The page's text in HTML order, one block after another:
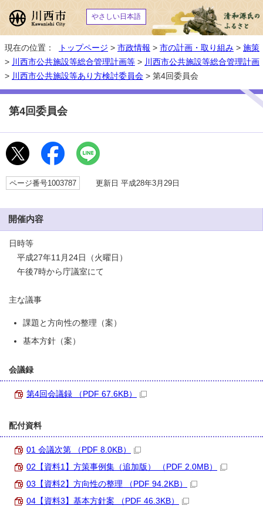
やさしい日本語
現在の位置： トップページ > 市政情報 > 市の計画・取り組み > 施策
> 川西市公共施設等総合管理計画等 > 川西市公共施設等総合管理計画
> 川西市公共施設等あり方検討委員会 > 第4回委員会
第4回委員会
ページ番号1003787 更新日 平成28年3月29日
開催内容
日時等
平成27年11月24日（火曜日）
午後7時から庁議室にて
主な議事
課題と方向性の整理（案）
基本方針（案）
会議録
第4回会議録 （PDF 67.6KB）
配付資料
01 会議次第 （PDF 8.0KB）
02【資料1】方策事例集（追加版） （PDF 2.0MB）
03【資料2】方向性の整理 （PDF 94.2KB）
04【資料3】基本方針案 （PDF 46.3KB）